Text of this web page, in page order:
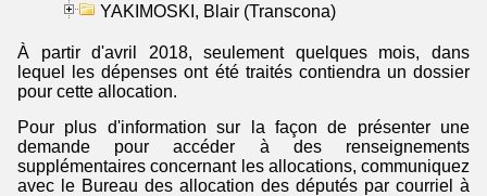
YAKIMOSKI, Blair (Transcona)
À partir d'avril 2018, seulement quelques mois, dans
lequel les dépenses ont été traités contiendra un dossier
pour cette allocation.
Pour plus d'information sur la façon de présenter une
demande pour accéder à des renseignements
supplémentaires concernant les allocations, communiquez
avec le Bureau des allocation des députés par courriel à